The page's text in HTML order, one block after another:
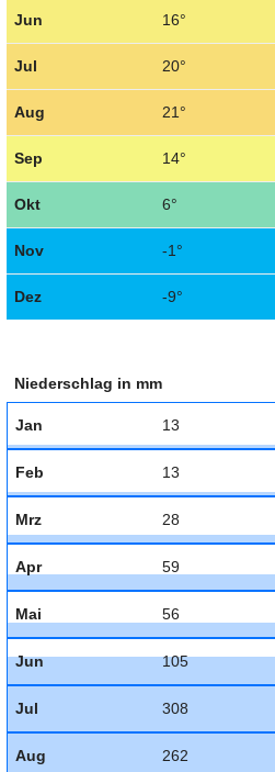
Jun 16°
Jul 20°
Aug 21°
Sep 14°
Okt 6°
Nov -1°
Dez -9°
Niederschlag in mm
Jan 13
Feb 13
Mrz 28
Apr 59
Mai 56
Jun 105
Jul 308
Aug 262